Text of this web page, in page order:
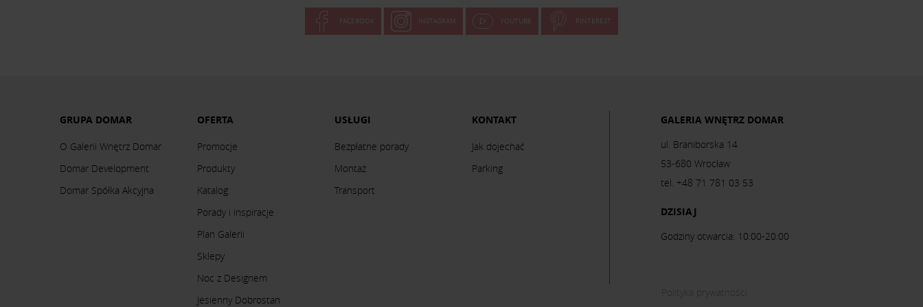
FACEBOOK INSTAGRAM YOUTUBE PINTEREST
GRUPA DOMAR
O Galerii Wnętrz Domar
Domar Development
Domar Spółka Akcyjna
OFERTA
Promocje
Produkty
Katalog
Porady i inspiracje
Plan Galerii
Sklepy
Noc z Designem
Jesienny Dobrostan
USŁUGI
Bezpłatne porady
Montaż
Transport
KONTAKT
Jak dojechać
Parking
GALERIA WNĘTRZ DOMAR
ul. Braniborska 14
53-680 Wrocław
tel. +48 71 781 03 53
DZISIAJ
Godziny otwarcia: 10:00-20:00